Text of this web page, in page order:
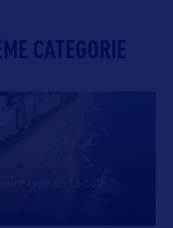
CATEGORIE
type de la côte